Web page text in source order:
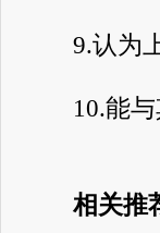
9.认为上
10.能与
相关推